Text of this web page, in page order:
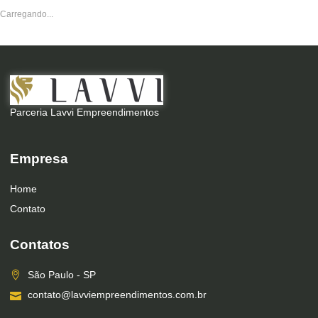
Carregando...
Parceria Lavvi Empreendimentos
Empresa
Home
Contato
Contatos
São Paulo - SP
contato@lavviempreendimentos.com.br